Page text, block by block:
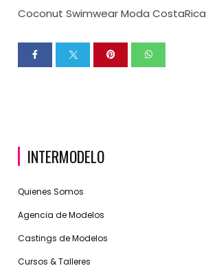
Coconut Swimwear Moda CostaRica
INTERMODELO
Quienes Somos
Agencia de Modelos
Castings de Modelos
Cursos & Talleres